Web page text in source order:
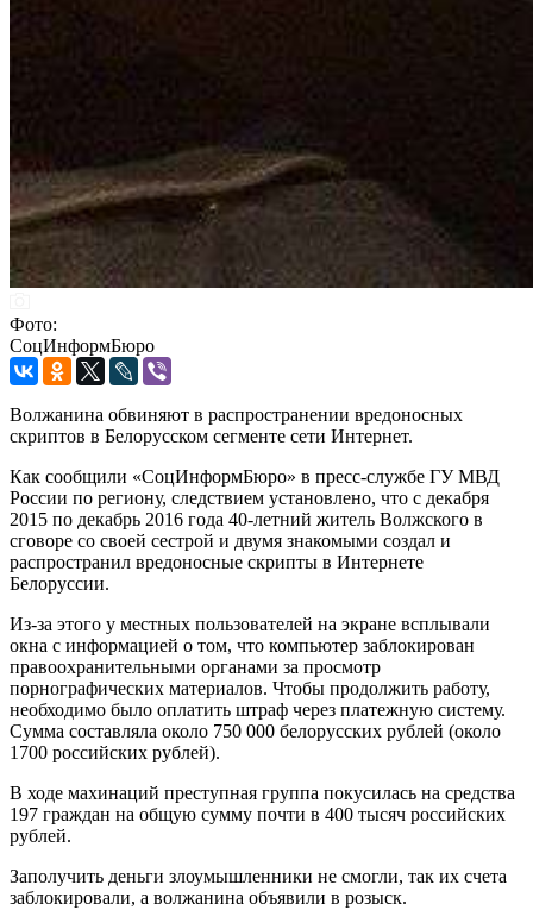
Фото:
СоцИнформБюро
Волжанина обвиняют в распространении вредоносных
скриптов в Белорусском сегменте сети Интернет.
Как сообщили «СоцИнформБюро» в пресс-службе ГУ МВД
России по региону, следствием установлено, что с декабря
2015 по декабрь 2016 года 40-летний житель Волжского в
сговоре со своей сестрой и двумя знакомыми создал и
распространил вредоносные скрипты в Интернете
Белоруссии.
Из-за этого у местных пользователей на экране всплывали
окна с информацией о том, что компьютер заблокирован
правоохранительными органами за просмотр
порнографических материалов. Чтобы продолжить работу,
необходимо было оплатить штраф через платежную систему.
Сумма составляла около 750 000 белорусских рублей (около
1700 российских рублей).
В ходе махинаций преступная группа покусилась на средства
197 граждан на общую сумму почти в 400 тысяч российских
рублей.
Заполучить деньги злоумышленники не смогли, так их счета
заблокировали, а волжанина объявили в розыск.